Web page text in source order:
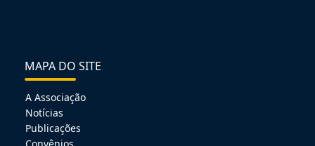
MAPA DO SITE
A Associação
Notícias
Publicações